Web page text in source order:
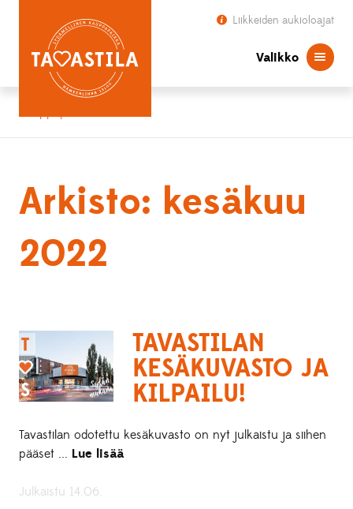
Liikkeiden aukioloajat
Valikko
Arkisto: kesäkuu
2022
TAVASTILAN
KESÄKUVASTO JA
KILPAILU!
Tavastilan odotettu kesäkuvasto on nyt julkaistu ja siihen
pääset ... Lue lisää
Julkaistu 14.06.